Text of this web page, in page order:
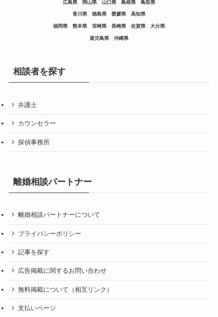
広島県 岡山県 山口県 島根県 鳥取県
香川県 徳島県 愛媛県 高知県
福岡県 熊本県 宮崎県 長崎県 佐賀県 大分県
鹿児島県 沖縄県
相談者を探す
弁護士
カウンセラー
探偵事務所
離婚相談パートナー
離婚相談パートナーについて
プライバシーポリシー
記事を探す
広告掲載に関するお問い合わせ
無料掲載について（相互リンク）
支払いページ